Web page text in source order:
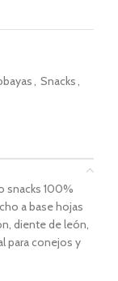
, Snacks,
snacks 100%
a base hojas
diente de león,
para conejos y